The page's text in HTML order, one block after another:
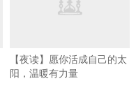
【夜读】愿你活成自己的太
阳，温暖有力量